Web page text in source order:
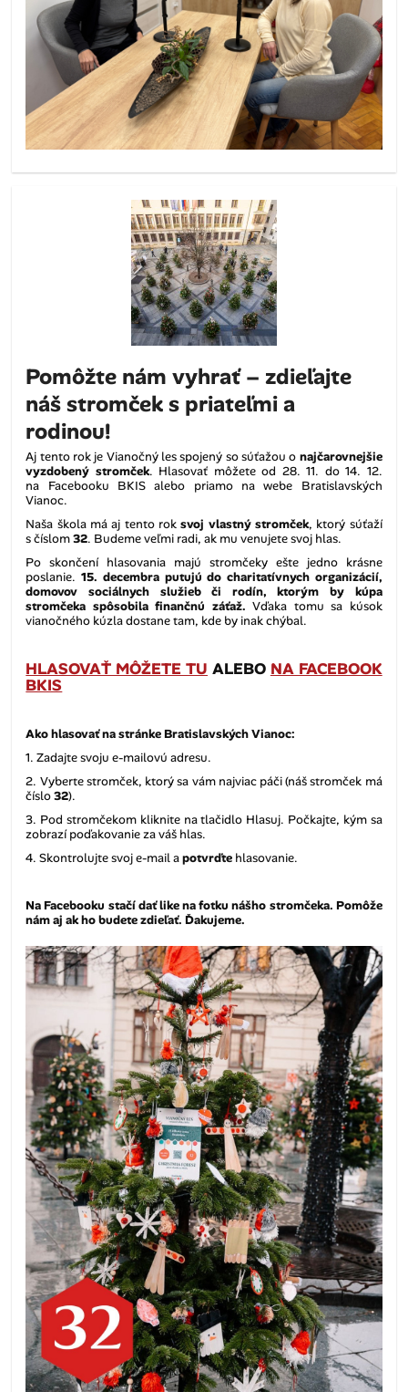
Pomôžte nám vyhrať – zdieľajte
náš stromček s priateľmi a
rodinou!
Aj tento rok je Vianočný les spojený so súťažou o najčarovnejšie
vyzdobený stromček. Hlasovať môžete od 28. 11. do 14. 12.
na Facebooku BKIS alebo priamo na webe Bratislavských
Vianoc.
Naša škola má aj tento roksvoj vlastný stromček, ktorý súťaží
s číslom32. Budeme veľmi radi, ak mu venujete svoj hlas.
Po skončení hlasovania majú stromčeky ešte jedno krásne
poslanie.15. decembra putujú do charitatívnych organizácií,
domovov sociálnych služieb či rodín, ktorým by kúpa
stromčeka spôsobila finančnú záťaž. Vďaka tomu sa kúsok
vianočného kúzla dostane tam, kde by inak chýbal.
HLASOVAŤ MÔŽETE TU ALEBO NA FACEBOOK
BKIS
Ako hlasovať na stránke Bratislavských Vianoc:
1. Zadajte svoju e-mailovú adresu.
2. Vyberte stromček, ktorý sa vám najviac páči (náš stromček má
číslo32).
3. Pod stromčekom kliknite na tlačidlo Hlasuj. Počkajte, kým sa
zobrazí poďakovanie za váš hlas.
4. Skontrolujte svoj e-mail apotvrďte hlasovanie.
Na Facebooku stačí dať like na fotku nášho stromčeka. Pomôže
nám aj ak ho budete zdieľať. Ďakujeme.